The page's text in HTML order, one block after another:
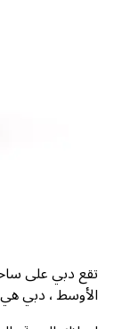
تقع دبي على
الأوسط ، دبي هي